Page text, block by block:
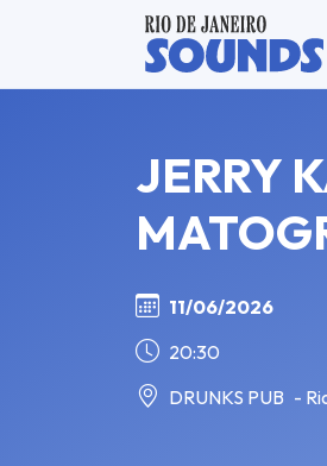
JERRY
11/06/2026
20:30
DRUNKS PUB -